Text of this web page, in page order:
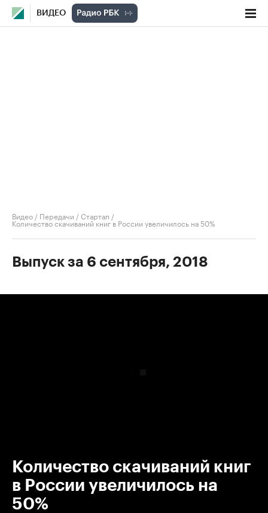
ВИДЕО
Видео / Передачи /Стартап /
Количество скачиваний книг в России увеличилось на 50%
Выпуск за 6 сентября, 2018
Количество скачиваний книг
в России увеличилось на
50%